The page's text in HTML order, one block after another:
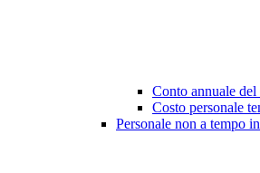
Conto annuale del
Costo personale
Personale non a tempo